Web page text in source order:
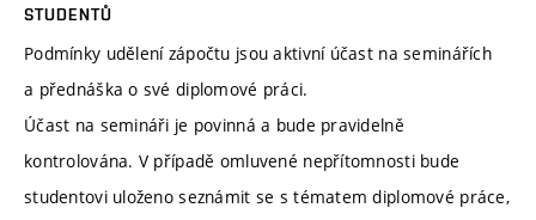
STUDENTŮ
Podmínky udělení zápočtu jsou aktivní účast na seminářích
a přednáška o své diplomové práci.
Účast na semináři je povinná a bude pravidelně
kontrolována. V případě omluvené nepřítomnosti bude
studentovi uloženo seznámit se s tématem diplomové práce,